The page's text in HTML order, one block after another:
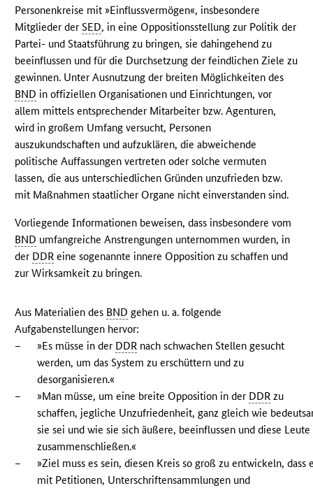
Personenkreise mit »Einflussvermögen«, insbesondere
Mitglieder derSED, in eine Oppositionsstellung zur Politik der
Partei- und Staatsführung zu bringen, sie dahingehend zu
beeinflussen und für die Durchsetzung der feindlichen Ziele zu
gewinnen. Unter Ausnutzung der breiten Möglichkeiten des
BND in offiziellen Organisationen und Einrichtungen, vor
allem mittels entsprechender Mitarbeiter bzw. Agenturen,
wird in großem Umfang versucht, Personen
auszukundschaften und aufzuklären, die abweichende
politische Auffassungen vertreten oder solche vermuten
lassen, die aus unterschiedlichen Gründen unzufrieden bzw.
mit Maßnahmen staatlicher Organe nicht einverstanden sind.
Vorliegende Informationen beweisen, dass insbesondere vom
BND umfangreiche Anstrengungen unternommen wurden, in
der DDR eine sogenannte innere Opposition zu schaffen und
zur Wirksamkeit zu bringen.
Aus Materialien des BND gehen u. a. folgende
Aufgabenstellungen hervor:
–
»Es müsse in der DDR nach schwachen Stellen gesucht
werden, um das System zu erschüttern und zu
desorganisieren.«
–
»Man müsse, um eine breite Opposition in der DDR zu
schaffen, jegliche Unzufriedenheit, ganz gleich wie
sie sei und wie sie sich äußere, beeinflussen und diese Leute
zusammenschließen.«
–
»Ziel muss es sein, diesen Kreis so groß zu entwickeln, dass
mit Petitionen, Unterschriftensammlungen und